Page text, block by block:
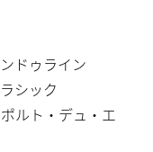
ドゥライン
シック
ルト・デュ・エ